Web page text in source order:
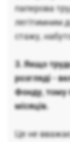
паперова
легітимним
стажу,
3. Якщо
розгляді -
Фонду, тому
місяців.
Це не